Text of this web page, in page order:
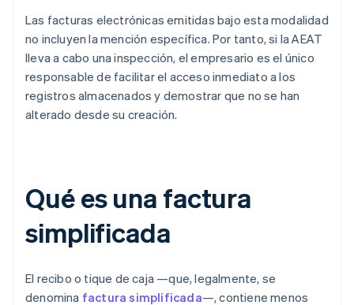
Las facturas electrónicas emitidas bajo esta modalidad
no incluyen la mención específica. Por tanto, si la AEAT
lleva a cabo una inspección, el empresario es el único
responsable de facilitar el acceso inmediato a los
registros almacenados y demostrar que no se han
alterado desde su creación.
Qué es una factura
simplificada
El recibo o tique de caja —que, legalmente, se
denomina factura simplificada—, contiene menos